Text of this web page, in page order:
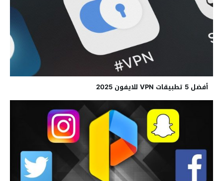
أفضل 5 تطبيقات VPN للايفون 2025